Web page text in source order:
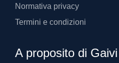
Normativa privacy
Termini e condizioni
A proposito di Gaivi